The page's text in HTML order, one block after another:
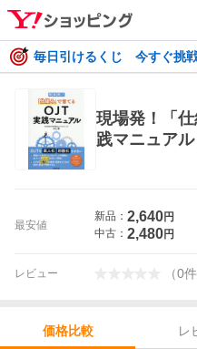
毎日引けるくじ 今すぐ挑
現場発！「
践マニュア
最安値
新品： 2,640円
中古： 2,480円
レビュー （0件
価格比較 レ